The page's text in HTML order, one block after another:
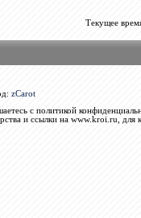
Текущее
zCarot
с политикой
и ссылки на www.kroi.ru, для